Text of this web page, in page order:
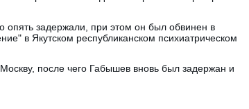
опять задержали, при этом он был обвинен в
в Якутском республиканском психиатрическом
после чего Габышев вновь был задержан и